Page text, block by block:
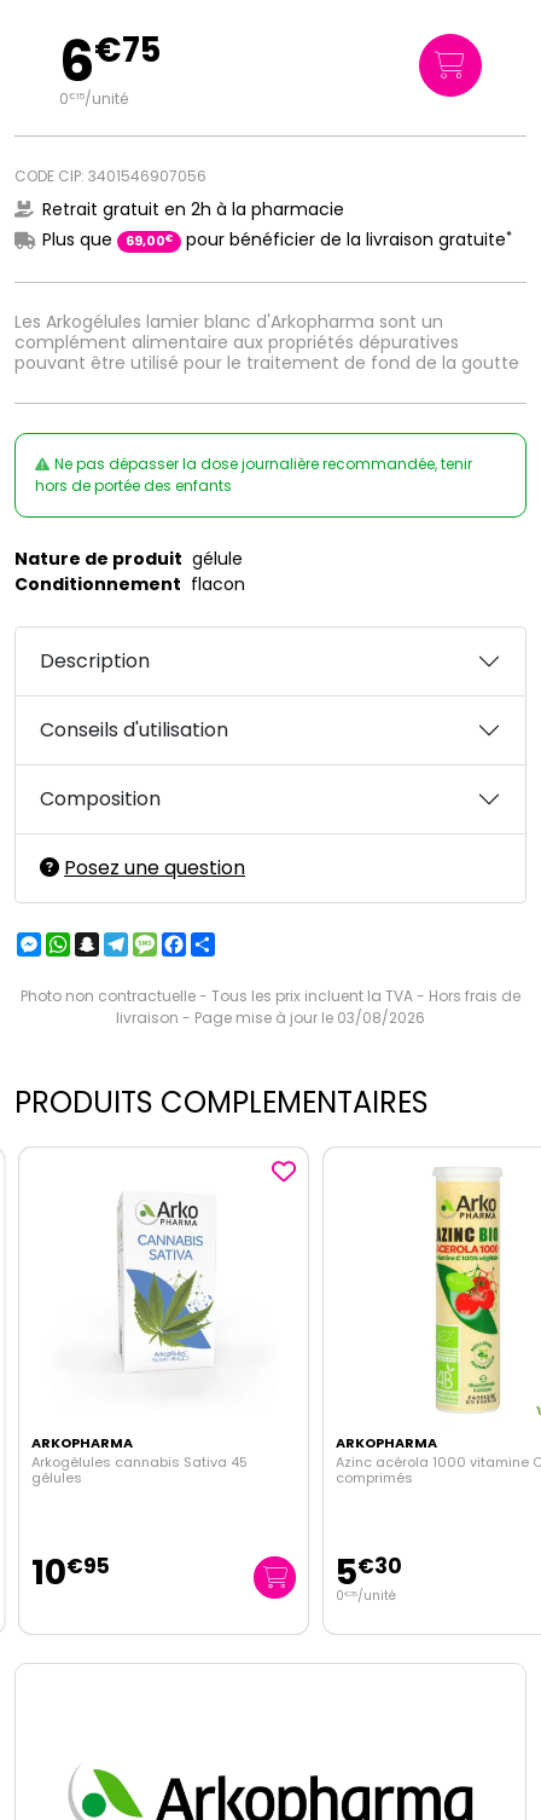
Les Arkogélules lamier blanc d'Arkopharma sont un
complément alimentaire aux propriétés dépuratives
pouvant être utilisé pour le traitement de fond de la goutte
6€75
0€15/unité
CODE CIP: 3401546907056
Retrait gratuit en 2h à la pharmacie
Plus que
69,00€ pour bénéficier de la livraison gratuite*
Ne pas dépasser la dose journalière recommandée, tenir
hors de portée des enfants
Nature de produit gélule
Conditionnement flacon
Description
Conseils d'utilisation
Composition
Posez une question
Messenger
WhatsApp
Snapchat
Telegram
MessageFacebook
Photo non contractuelle - Tous les prix incluent la TVA - Hors frais de
livraison - Page mise à jour le 03/08/2026
PRODUITS COMPLEMENTAIRES
ARKOPHARMA
Arkogélules cannabis Sativa 45
gélules
10€95
ARKOPHARMA
Azinc acérola 1000 vitamine
comprimés
5€30
0€35/unité